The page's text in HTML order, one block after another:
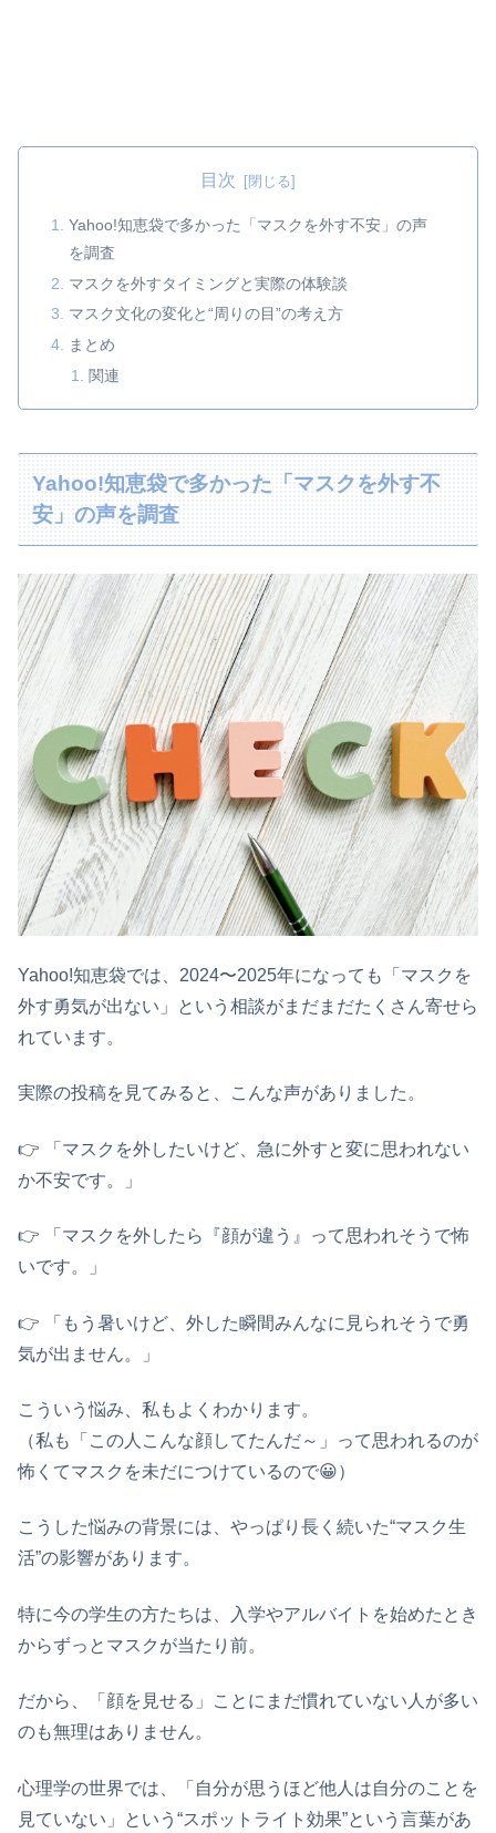
目次
Yahoo!知恵袋で多かった「マスクを外す不安」の声
を調査
マスクを外すタイミングと実際の体験談
マスク文化の変化と“周りの目”の考え方
まとめ
関連
Yahoo!知恵袋で多かった「マスクを外す不
安」の声を調査
Yahoo!知恵袋では、2024〜2025年になっても「マスクを
外す勇気が出ない」という相談がまだまだたくさん寄せら
れています。
実際の投稿を見てみると、こんな声がありました。
👉️ 「マスクを外したいけど、急に外すと変に思われない
か不安です。」
👉️ 「マスクを外したら『顔が違う』って思われそうで怖
いです。」
👉️ 「もう暑いけど、外した瞬間みんなに見られそうで勇
気が出ません。」
こういう悩み、私もよくわかります。
（私も「この人こんな顔してたんだ～」って思われるのが
怖くてマスクを未だにつけているので😀）
こうした悩みの背景には、やっぱり長く続いた“マスク生
活”の影響があります。
特に今の学生の方たちは、入学やアルバイトを始めたとき
からずっとマスクが当たり前。
だから、「顔を見せる」ことにまだ慣れていない人が多い
のも無理はありません。
心理学の世界では、「自分が思うほど他人は自分のことを
見ていない」という“スポットライト効果”という言葉があ